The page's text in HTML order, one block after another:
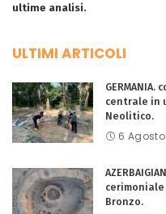
ultime analisi.
ULTIMI ARTICOLI
centrale in
Neolitico.
6
Bronzo.